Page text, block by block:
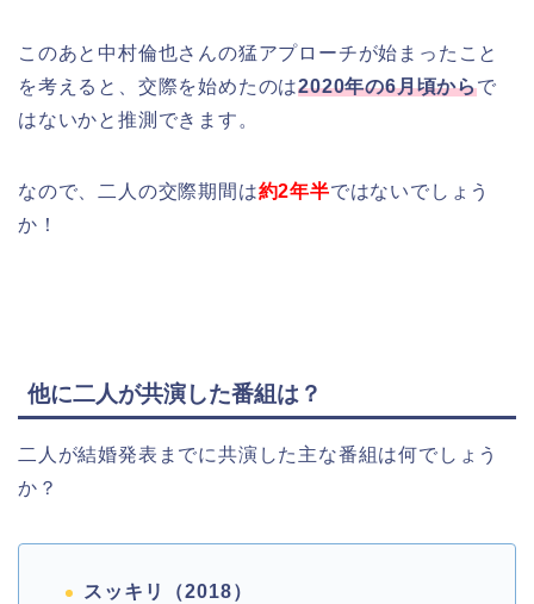
このあと中村倫也さんの猛アプローチが始まったこと
を考えると、交際を始めたのは2020年の6月頃からで
はないかと推測できます。
なので、二人の交際期間は約2年半ではないでしょう
か！
他に二人が共演した番組は？
二人が結婚発表までに共演した主な番組は何でしょう
か？
スッキリ（2018）